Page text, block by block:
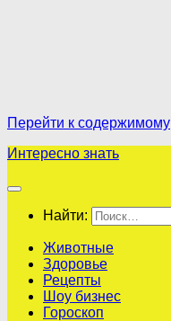
Перейти к содержимому
Интересно знать
Найти:
Животные
Здоровье
Рецепты
Шоу бизнес
Гороскоп